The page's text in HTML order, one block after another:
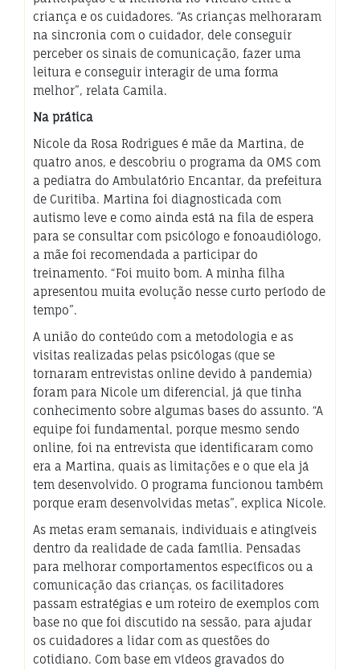
criança e os cuidadores. “As crianças melhoraram
na sincronia com o cuidador, dele conseguir
perceber os sinais de comunicação, fazer uma
leitura e conseguir interagir de uma forma
melhor”, relata Camila.
Na prática
Nicole da Rosa Rodrigues é mãe da Martina, de
quatro anos, e descobriu o programa da OMS com
a pediatra do Ambulatório Encantar, da prefeitura
de Curitiba. Martina foi diagnosticada com
autismo leve e como ainda está na fila de espera
para se consultar com psicólogo e fonoaudiólogo,
a mãe foi recomendada a participar do
treinamento. “Foi muito bom. A minha filha
apresentou muita evolução nesse curto período de
tempo”.
A união do conteúdo com a metodologia e as
visitas realizadas pelas psicólogas (que se
tornaram entrevistas online devido à pandemia)
foram para Nicole um diferencial, já que tinha
conhecimento sobre algumas bases do assunto. “A
equipe foi fundamental, porque mesmo sendo
online, foi na entrevista que identificaram como
era a Martina, quais as limitações e o que ela já
tem desenvolvido. O programa funcionou também
porque eram desenvolvidas metas”, explica Nicole.
As metas eram semanais, individuais e atingíveis
dentro da realidade de cada família. Pensadas
para melhorar comportamentos específicos ou a
comunicação das crianças, os facilitadores
passam estratégias e um roteiro de exemplos com
base no que foi discutido na sessão, para ajudar
os cuidadores a lidar com as questões do
cotidiano. Com base em vídeos gravados do